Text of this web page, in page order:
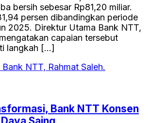
bersih sebesar Rp81,20 miliar.
persen dibandingkan periode
2025. Direktur Utama Bank NTT,
capaian tersebut
langkah […]
Bank NTT Konsen